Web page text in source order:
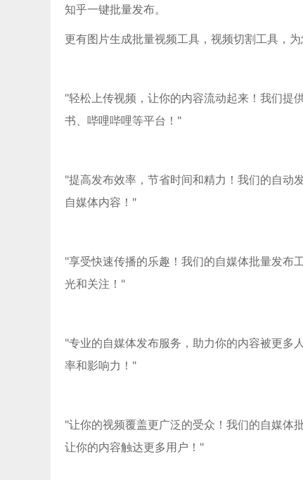
知乎一键批量发布。
更有图片生成批量视频工具，视频切割工具，
"轻松上传视频，让你的内容流动起来！我们提
书、哔哩哔哩等平台！"
"提高发布效率，节省时间和精力！我们的自动
自媒体内容！"
"享受快速传播的乐趣！我们的自媒体批量发布
光和关注！"
"专业的自媒体发布服务，助力你的内容被更多
率和影响力！"
"让你的视频覆盖更广泛的受众！我们的自媒体
让你的内容触达更多用户！"